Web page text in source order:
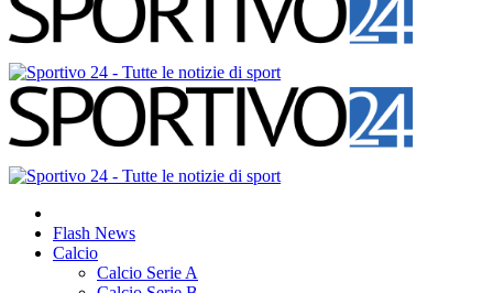
Flash News
Calcio
Calcio Serie A